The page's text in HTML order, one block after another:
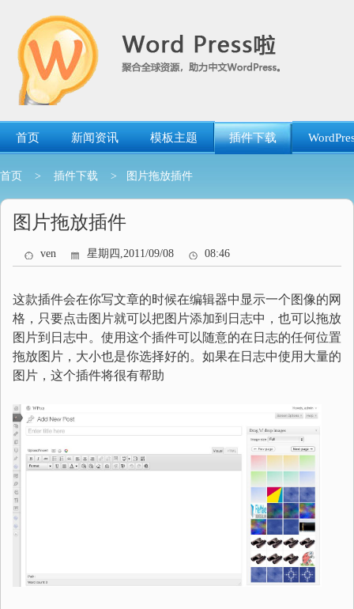
首页 新闻资讯 模板主题 插件下载
首页 > 插件下载 > 图片拖放插件
图片拖放插件
ven 星期四,2011/09/08 08:46
这款插件会在你写文章的时候在编辑器中显示一个图像的网
格，只要点击图片就可以把图片添加到日志中，也可以拖放
图片到日志中。使用这个插件可以随意的在日志的任何位置
拖放图片，大小也是你选择好的。如果在日志中使用大量的
图片，这个插件将很有帮助